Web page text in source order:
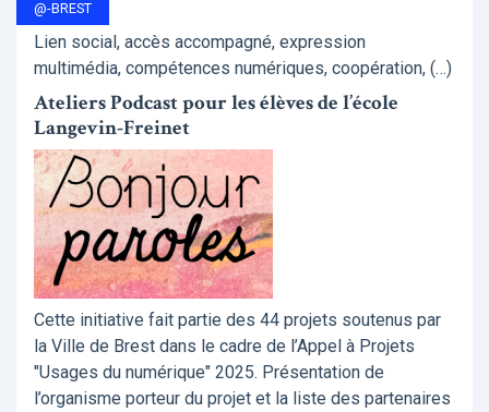
@-BREST
Lien social, accès accompagné, expression
multimédia, compétences numériques, coopération, (…)
Ateliers Podcast pour les élèves de l’école
Langevin-Freinet
Cette initiative fait partie des 44 projets soutenus par
la Ville de Brest dans le cadre de l’Appel à Projets
"Usages du numérique" 2025. Présentation de
l’organisme porteur du projet et la liste des partenaires